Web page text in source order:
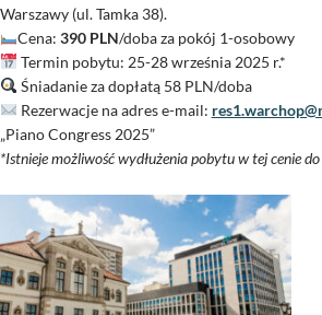
Warszawy (ul. Tamka 38).
Cena: 390 PLN/doba za pokój 1-osobowy
Termin pobytu: 25-28 września 2025 r.*
Śniadanie za dopłatą 58 PLN/doba
Rezerwacje na adres e-mail:
„Piano Congress 2025”
*Istnieje możliwość wydłużenia pobytu w tej cenie